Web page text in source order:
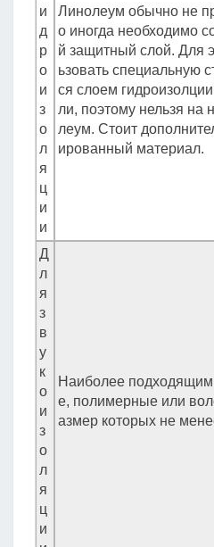
и
д
р
о
и
з
о
л
я
ц
и
и
Линолеум обычно не
о иногда необходимо
й защитный слой. Для
ьзовать специальную
ся слоем
ли, поэтому нельзя на
леум. Стоит
ированный материал.
Д
л
я
з
в
у
к
о
и
з
о
л
я
ц
и
Наиболее
е, полимерные или
азмер которых не